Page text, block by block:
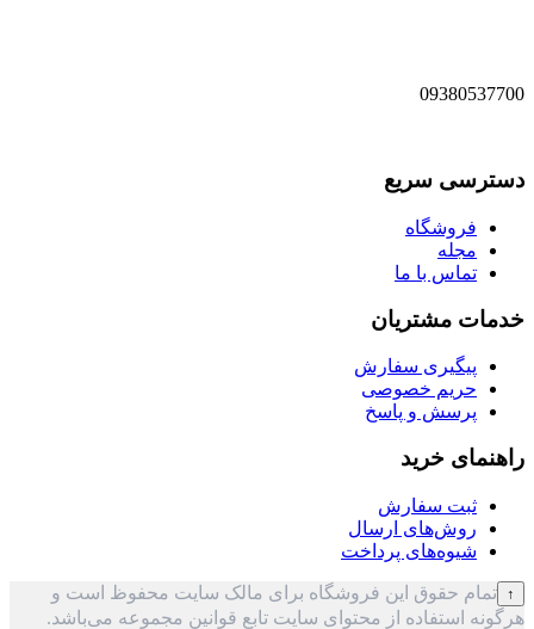
09380537700
دسترسی سریع
فروشگاه
مجله
تماس با ما
خدمات مشتریان
پیگیری سفارش
حریم خصوصی
پرسش و پاسخ
راهنمای خرید
ثبت سفارش
روش‌های ارسال
شیوه‌های پرداخت
↑ تمام حقوق این فروشگاه برای مالک سایت محفوظ است و
هرگونه استفاده از محتوای سایت تابع قوانین مجموعه می‌باشد.